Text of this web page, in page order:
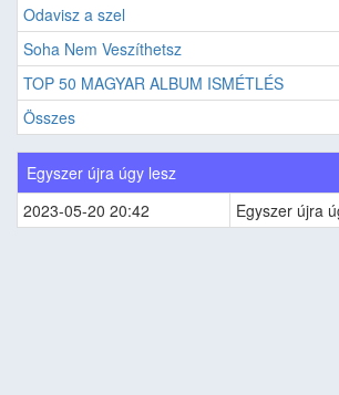
Odavisz a szel
Soha Nem Veszíthetsz
TOP 50 MAGYAR ALBUM ISMÉTLÉS
Összes
Egyszer újra úgy lesz
2023-05-20 20:42
Egyszer újra